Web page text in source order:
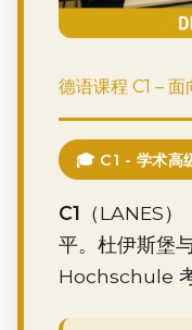
德语课程 C1 –
🎓 C1 - 学术高
C1 （LANES
平。杜伊斯堡
Hochschule 考